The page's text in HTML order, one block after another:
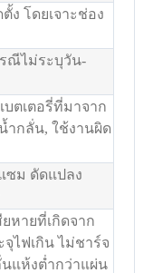
ง โดยเจาะช่อง
ณีไม่ระบุวัน-
ตเตอรี่ที่มาจาก
ำกลั่น, ใช้งานผิด
ซม ดัดแปลง
หายที่เกิดจาก
ไฟเกิน ไม่ชาร์จ
แห้งต่ำกว่าแผ่น